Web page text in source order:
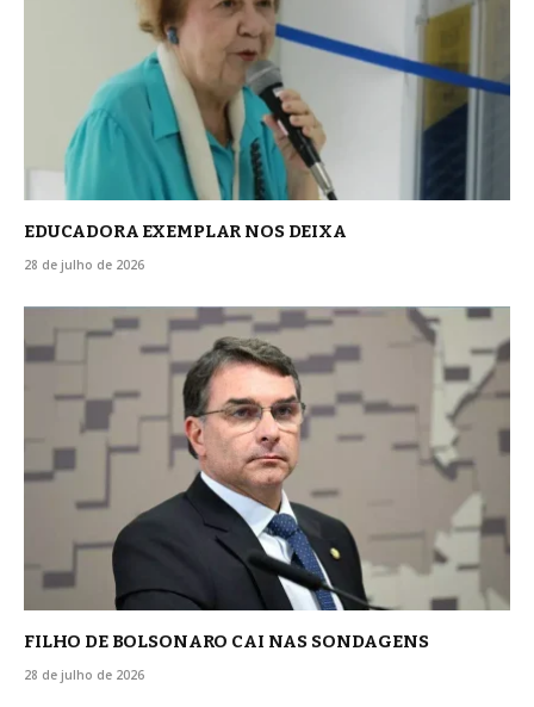
EDUCADORA EXEMPLAR NOS DEIXA
28 de julho de 2026
FILHO DE BOLSONARO CAI NAS SONDAGENS
28 de julho de 2026